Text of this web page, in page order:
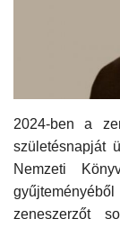
Gazdaság
Művészet
2024-ben a
születésnapját
Nemzeti
zeneszerzőt